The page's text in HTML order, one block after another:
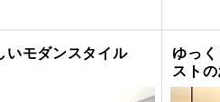
いモダンスタイル
ゆっ
スト